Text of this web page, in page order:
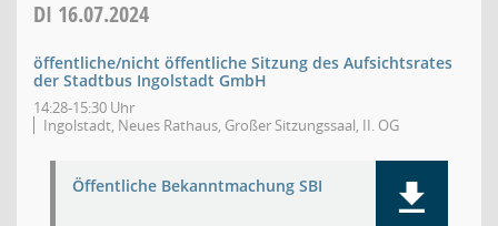
DI 16.07.2024
öffentliche/nicht öffentliche Sitzung des Aufsichtsrates
der Stadtbus Ingolstadt GmbH
14:28-15:30 Uhr
Ingolstadt, Neues Rathaus, Großer Sitzungssaal, II. OG
Öffentliche Bekanntmachung SBI